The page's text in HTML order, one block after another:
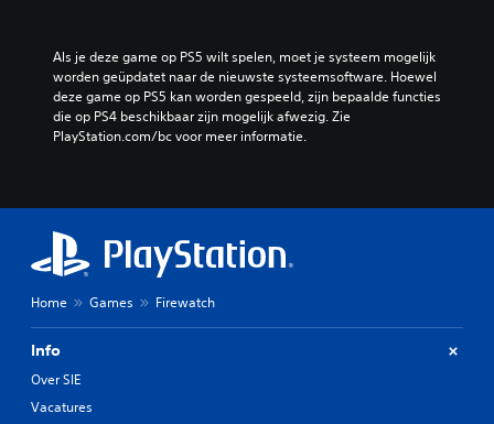
Als je deze game op PS5 wilt spelen, moet je systeem mogelijk
worden geüpdatet naar de nieuwste systeemsoftware. Hoewel
deze game op PS5 kan worden gespeeld, zijn bepaalde functies
die op PS4 beschikbaar zijn mogelijk afwezig. Zie
PlayStation.com/bc voor meer informatie.
Home Games Firewatch
Info
Over SIE
Vacatures